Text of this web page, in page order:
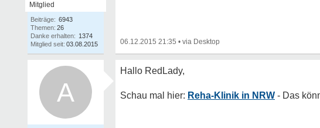
Mitglied
Beiträge: 6943
Themen: 26
Danke erhalten: 1374
Mitglied seit: 03.08.2015 06.12.2015 21:35 •
A Reha-Klinik in NRW